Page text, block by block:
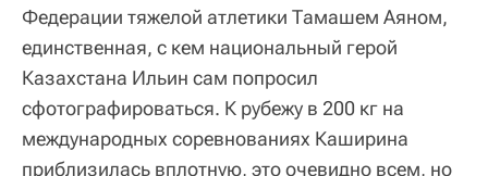
Федерации тяжелой атлетики Тамашем Аяном,
единственная, с кем национальный герой
Казахстана Ильин сам попросил
сфотографироваться. К рубежу в 200 кг на
международных соревнованиях Каширина
приблизилась вплотную, это очевидно всем, но